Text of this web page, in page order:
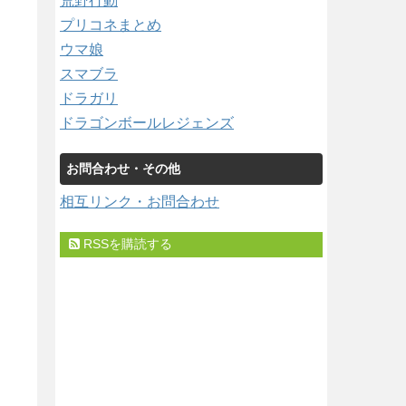
プリコネまとめ
ウマ娘
スマブラ
ドラガリ
ドラゴンボールレジェンズ
お問合わせ・その他
相互リンク・お問合わせ
RSSを購読する